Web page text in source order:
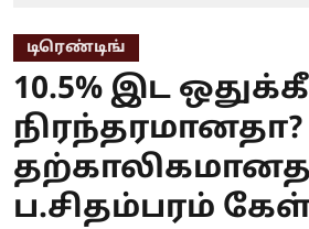
டிரெண்டிங்
10.5% இட
நிரந்தரமானதா?
ப.சிதம்பரம்